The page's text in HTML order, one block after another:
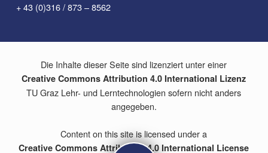
+ 43 (0)316 / 873 – 8562
Die Inhalte dieser Seite sind lizenziert unter einer
Creative Commons Attribution 4.0 International Lizenz
TU Graz Lehr- und Lerntechnologien sofern nicht anders
angegeben.
Content on this site is licensed under a
Creative Commons Attribution 4.0 International License